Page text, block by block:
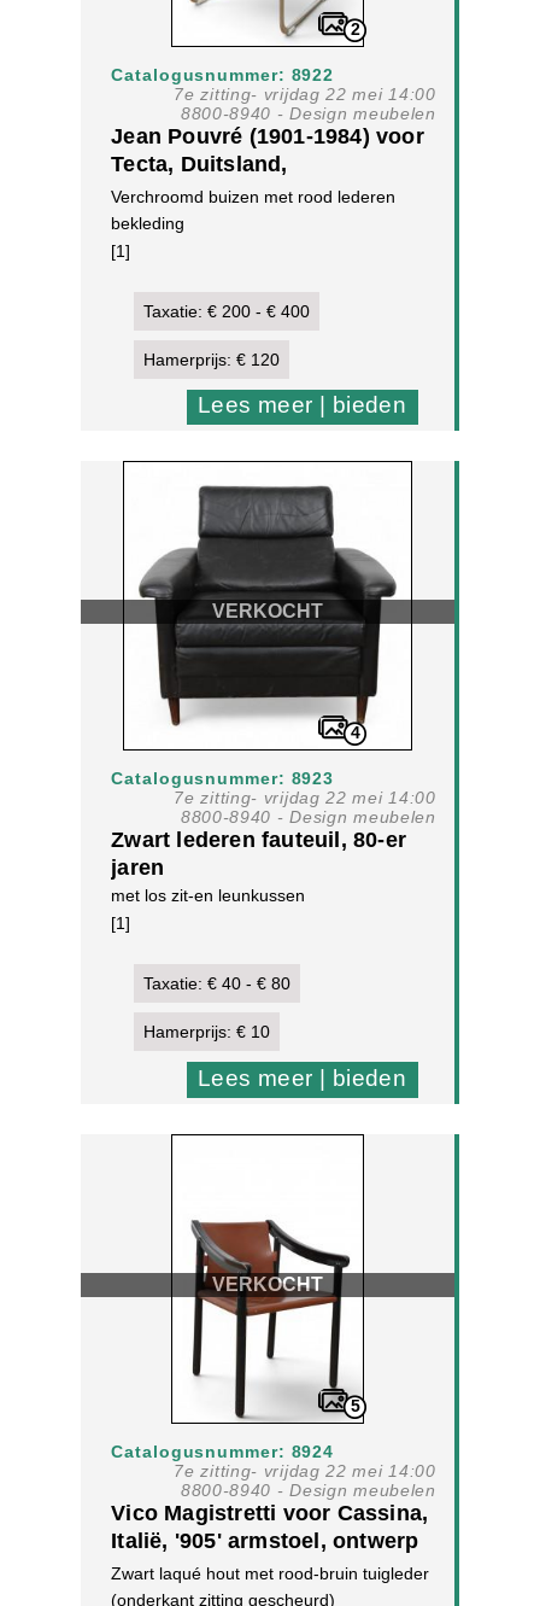
2
Catalogusnummer: 8922
7e zitting- vrijdag 22 mei 14:00
8800-8940 - Design meubelen
Jean Pouvré (1901-1984) voor
Tecta, Duitsland,
'Freischwinger' stoel, ontwerp
80-er jaren.
Verchroomd buizen met rood lederen
bekleding
[1]
Taxatie: € 200 - € 400
Hamerprijs: € 120
Lees meer | bieden
VERKOCHT
4
Catalogusnummer: 8923
7e zitting- vrijdag 22 mei 14:00
8800-8940 - Design meubelen
Zwart lederen fauteuil, 80-er
jaren
met los zit-en leunkussen
[1]
Taxatie: € 40 - € 80
Hamerprijs: € 10
Lees meer | bieden
VERKOCHT
5
Catalogusnummer: 8924
7e zitting- vrijdag 22 mei 14:00
8800-8940 - Design meubelen
Vico Magistretti voor Cassina,
Italië, '905' armstoel, ontwerp
1964.
Zwart laqué hout met rood-bruin tuigleder
(onderkant zitting gescheurd)